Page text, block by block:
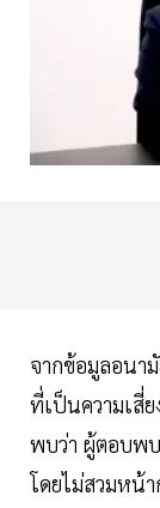
จากข้อมูลอนา
ที่เป็นความเสี่
พบว่า ผู้ตอบพ
โดยไม่สวมหน้